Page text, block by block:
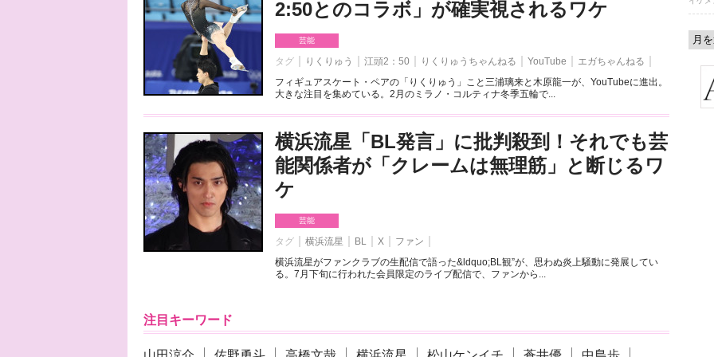
2:50とのコラボ」が確実視されるワケ
芸能
タグ りくりゅう 江頭2：50 りくりゅうちゃんねる YouTube
エガちゃんねる
フィギュアスケート・ペアの「りくりゅう」こと三浦璃来と木原龍一が、YouTubeに進出。
大きな注目を集めている。2月のミラノ・コルティナ冬季五輪で...
横浜流星「BL発言」に批判殺到！それでも芸
能関係者が「クレームは無理筋」と断じるワ
ケ
芸能
タグ 横浜流星 BL X
ファン
横浜流星がファンクラブの生配信で語った&ldquo;BL観”が、思わぬ炎上騒動に発展してい
る。7月下旬に行われた会員限定のライブ配信で、ファンから...
注目キーワード